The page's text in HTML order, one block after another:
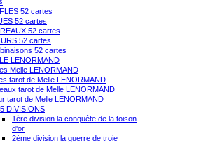
52 cartes
52 cartes
52 cartes
52 cartes
52 cartes
LENORMAND
Melle LENORMAND
tarot de Melle LENORMAND
tarot de Melle LENORMAND
tarot de Melle LENORMAND
DIVISIONS
1ère division la conquête de la toison
d'or
2ème division la guerre de troie